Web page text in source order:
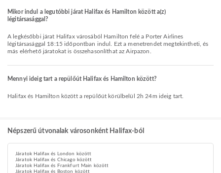
Mikor indul a legutóbbi járat Halifax és Hamilton között a(z)
légitársasággal?
A legkésőbbi járat Halifax városából Hamilton felé a Porter Airlines
légitársasággal 18:15 időpontban indul. Ezt a menetrendet megtekintheti, és
más elérhető járatokat is összehasonlíthat az Airpazon.
Mennyi ideig tart a repülőút Halifax és Hamilton között?
Halifax és Hamilton között a repülőút körülbelül 2h 24m ideig tart.
Népszerű útvonalak városonként Halifax-ból
Járatok Halifax és London között
Járatok Halifax és Chicago között
Járatok Halifax és Frankfurt Main között
Járatok Halifax és Boston között